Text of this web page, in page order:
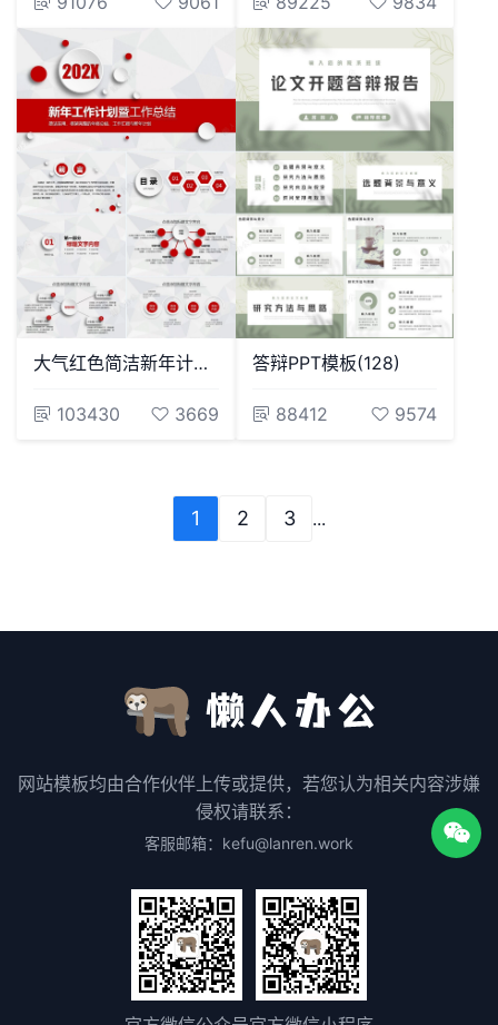
大气红色简洁新年计划实用框架完整年终总结工作汇报PPT模板
103430 3669
答辩PPT模板(128)
88412 9574
1 2 3 ...
网站模板均由合作伙伴上传或提供，若您认为相关内容涉嫌
侵权请联系：
客服邮箱：kefu@lanren.work